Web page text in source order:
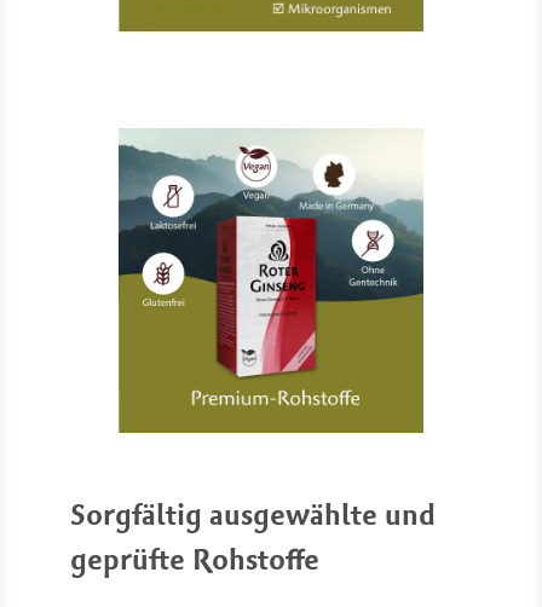
Sorgfältig ausgewählte und
geprüfte Rohstoffe